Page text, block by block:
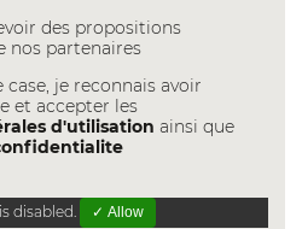
des propositions
nos partenaires
je reconnais avoir
et accepter les
d'utilisation ainsi que
disabled. ✓ Allow